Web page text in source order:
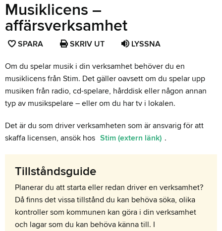
Musiklicens –
affärsverksamhet
SPARA SPARA
SOM
FAVORIT
SKRIV UT LYSSNA
Om du spelar musik i din verksamhet behöver du en
musiklicens från Stim. Det gäller oavsett om du spelar upp
musiken från radio, cd-spelare, hårddisk eller någon annan
typ av musikspelare – eller om du har tv i lokalen.
Det är du som driver verksamheten som är ansvarig för att
skaffa licensen, ansök hos Stim (extern länk) .
Tillståndsguide
Planerar du att starta eller redan driver en verksamhet?
Då finns det vissa tillstånd du kan behöva söka, olika
kontroller som kommunen kan göra i din verksamhet
och lagar som du kan behöva känna till. I